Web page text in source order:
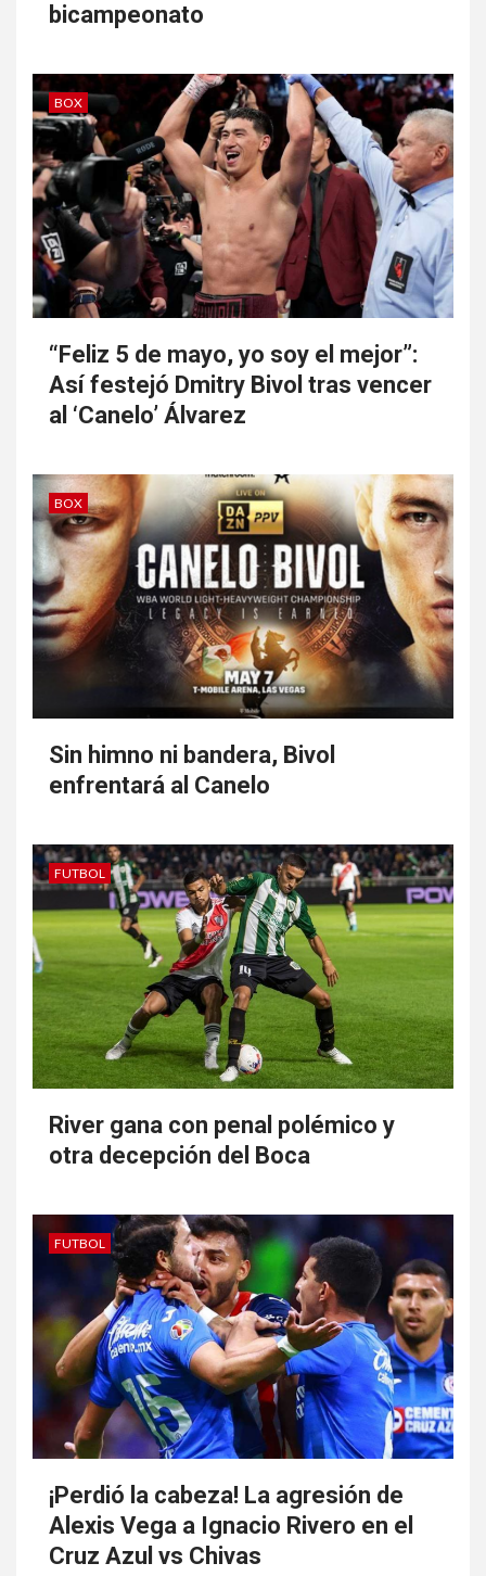
bicampeonato
BOX
“Feliz 5 de mayo, yo soy el mejor”:
Así festejó Dmitry Bivol tras vencer
al ‘Canelo’ Álvarez
BOX
Sin himno ni bandera, Bivol
enfrentará al Canelo
FUTBOL
River gana con penal polémico y
otra decepción del Boca
FUTBOL
¡Perdió la cabeza! La agresión de
Alexis Vega a Ignacio Rivero en el
Cruz Azul vs Chivas